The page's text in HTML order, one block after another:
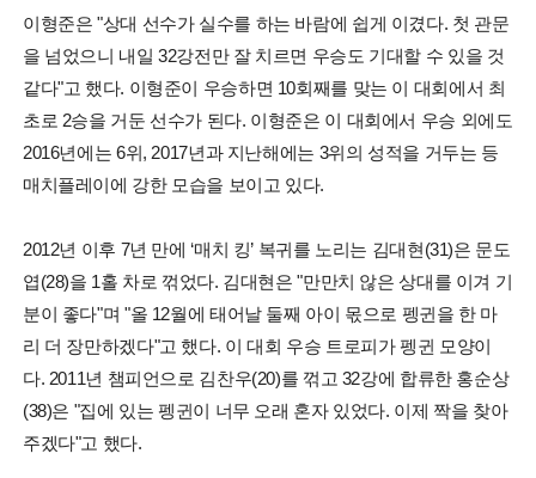
이형준은 "상대 선수가 실수를 하는 바람에 쉽게 이겼다. 첫 관문
을 넘었으니 내일 32강전만 잘 치르면 우승도 기대할 수 있을 것
같다"고 했다. 이형준이 우승하면 10회째를 맞는 이 대회에서 최
초로 2승을 거둔 선수가 된다. 이형준은 이 대회에서 우승 외에도
2016년에는 6위, 2017년과 지난해에는 3위의 성적을 거두는 등
매치플레이에 강한 모습을 보이고 있다.
2012년 이후 7년 만에 ‘매치 킹’ 복귀를 노리는 김대현(31)은 문도
엽(28)을 1홀 차로 꺾었다. 김대현은 "만만치 않은 상대를 이겨 기
분이 좋다"며 "올 12월에 태어날 둘째 아이 몫으로 펭귄을 한 마
리 더 장만하겠다"고 했다. 이 대회 우승 트로피가 펭귄 모양이
다. 2011년 챔피언으로 김찬우(20)를 꺾고 32강에 합류한 홍순상
(38)은 "집에 있는 펭귄이 너무 오래 혼자 있었다. 이제 짝을 찾아
주겠다"고 했다.